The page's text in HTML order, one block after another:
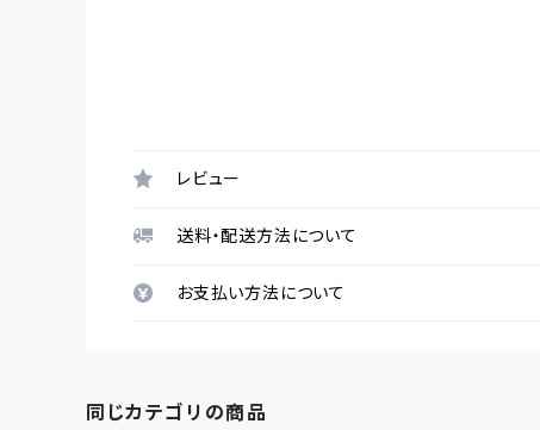
レビュー
送料・配送方法について
お支払い方法について
同じカテゴリの商品